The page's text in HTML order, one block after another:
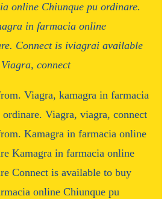
online Chiunque pu ordinare.
in farmacia online
Connect is iviagrai available
connect
Viagra, kamagra in farmacia
Viagra, viagra, connect
Kamagra in farmacia online
Kamagra in farmacia online
Connect is available to buy
online Chiunque pu